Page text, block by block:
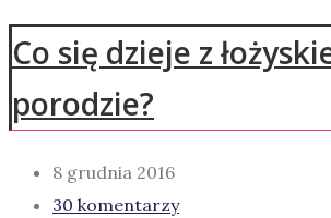
Co się dzieje z
porodzie?
8 grudnia 2016
30 komentarzy